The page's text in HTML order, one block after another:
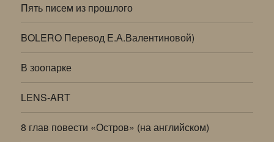
Пять писем из прошлого
BOLERO Перевод Е.А.Валентиновой)
В зоопарке
LENS-ART
8 глав повести «Остров» (на английском)